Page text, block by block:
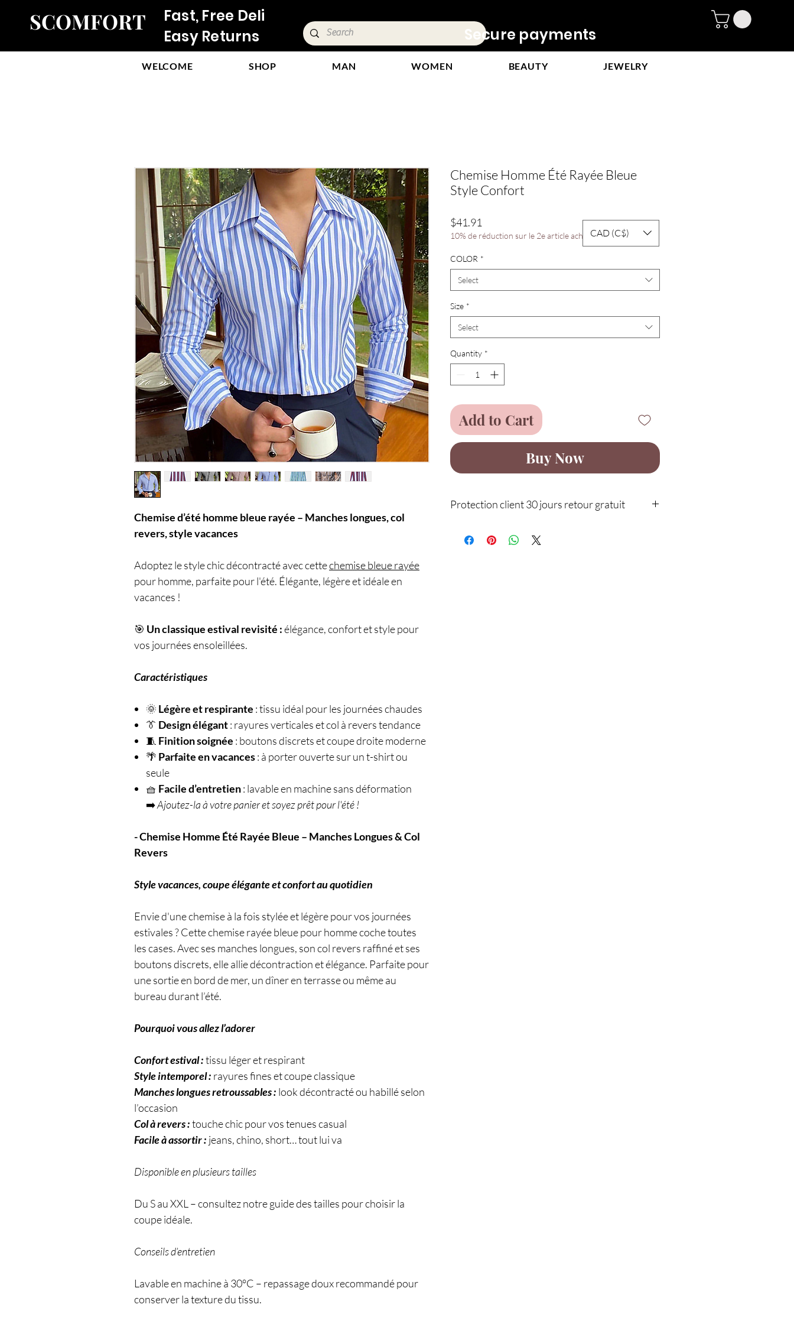
SCOMFORT
Fast, Free Delivery &
Easy Returns
Secure payments
WELCOME SHOP MAN WOMEN BEAUTY JEWELRY
Chemise d’été homme bleue rayée – Manches longues, col
revers, style vacances
Adoptez le style chic décontracté avec cettechemise bleue rayée
pour homme, parfaite pour l'été. Élégante, légère et idéale en
vacances !
🎯 Un classique estival revisité :élégance, confort et style pour
vos journées ensoleillées.
Caractéristiques
🌞 Légère et respirante : tissu idéal pour les journées chaudes
👔 Design élégant: rayures verticales et col à revers tendance
🧵 Finition soignée : boutons discrets et coupe droite moderne
🌴 Parfaite en vacances: à porter ouverte sur un t-shirt ou
seule
🧺 Facile d’entretien: lavable en machine sans déformation
➡️Ajoutez-la à votre panier et soyez prêt pour l'été !
- Chemise Homme Été Rayée Bleue – Manches Longues & Col
Revers
Style vacances, coupe élégante et confort au quotidien
Envie d'une chemise à la fois stylée et légère pour vos journées
estivales ? Cette chemise rayée bleue pour homme coche toutes
les cases. Avec ses manches longues, son col revers raffiné et ses
boutons discrets, elle allie décontraction et élégance. Parfaite pour
une sortie en bord de mer, un dîner en terrasse ou même au
bureau durant l’été.
Pourquoi vous allez l’adorer
Confort estival :tissu léger et respirant
Style intemporel : rayures fines et coupe classique
Manches longues retroussables : look décontracté ou habillé selon
l’occasion
Col à revers :touche chic pour vos tenues casual
Facile à assortir : jeans, chino, short… tout lui va
Disponible en plusieurs tailles
Du S au XXL – consultez notre guide des tailles pour choisir la
coupe idéale.
Conseils d’entretien
Lavable en machine à 30°C – repassage doux recommandé pour
conserver la texture du tissu.
Chemise Homme Été Rayée Bleue
Style Confort
$41.91
10% de réduction sur le 2e article acheté
COLOR *
Select
Size *
Select
Quantity *
Add to Cart
Buy Now
Protection client 30 jours retour gratuit
CAD (C$)